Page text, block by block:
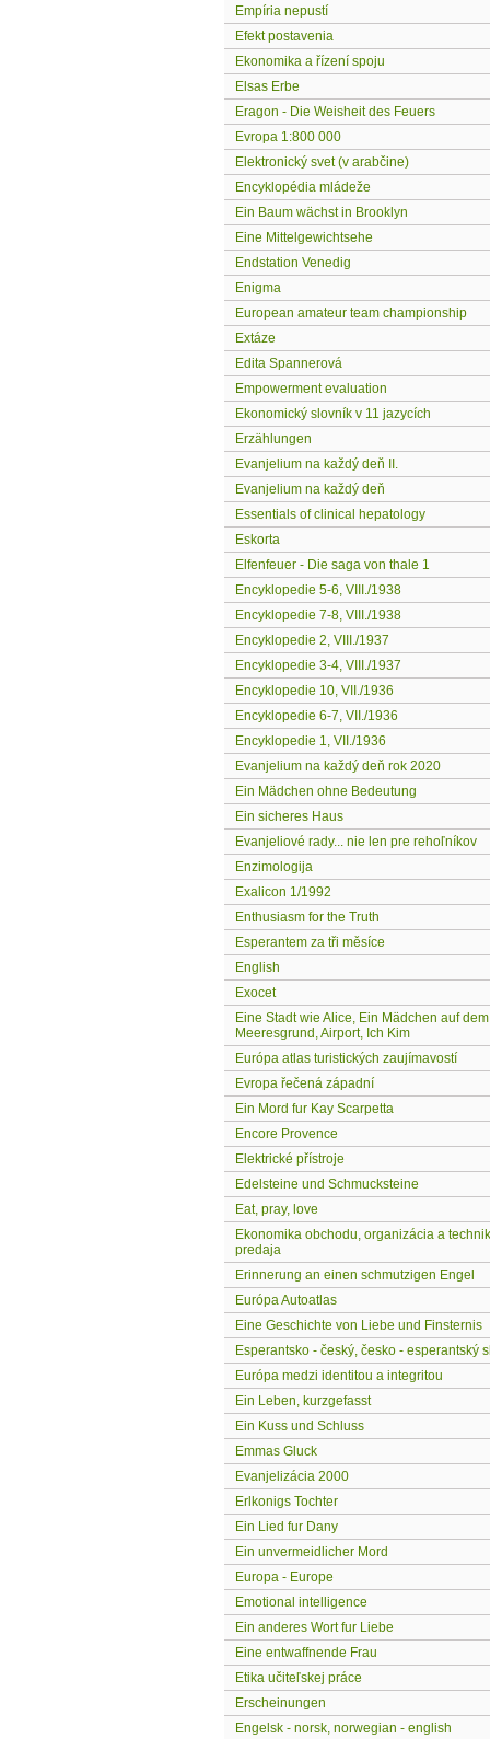
Empíria nepustí
Efekt postavenia
Ekonomika a řízení spoju
Elsas Erbe
Eragon - Die Weisheit des Feuers
Evropa 1:800 000
Elektronický svet (v arabčine)
Encyklopédia mládeže
Ein Baum wächst in Brooklyn
Eine Mittelgewichtsehe
Endstation Venedig
Enigma
European amateur team championship
Extáze
Edita Spannerová
Empowerment evaluation
Ekonomický slovník v 11 jazycích
Erzählungen
Evanjelium na každý deň II.
Evanjelium na každý deň
Essentials of clinical hepatology
Eskorta
Elfenfeuer - Die saga von thale 1
Encyklopedie 5-6, VIII./1938
Encyklopedie 7-8, VIII./1938
Encyklopedie 2, VIII./1937
Encyklopedie 3-4, VIII./1937
Encyklopedie 10, VII./1936
Encyklopedie 6-7, VII./1936
Encyklopedie 1, VII./1936
Evanjelium na každý deň rok 2020
Ein Mädchen ohne Bedeutung
Ein sicheres Haus
Evanjeliové rady... nie len pre rehoľníkov
Enzimologija
Exalicon 1/1992
Enthusiasm for the Truth
Esperantem za tři měsíce
English
Exocet
Eine Stadt wie Alice, Ein Mädchen auf dem
Meeresgrund, Airport, Ich Kim
Európa atlas turistických zaujímavostí
Evropa řečená západní
Ein Mord fur Kay Scarpetta
Encore Provence
Elektrické přístroje
Edelsteine und Schmucksteine
Eat, pray, love
Ekonomika obchodu, organizácia a
predaja
Erinnerung an einen schmutzigen Engel
Európa Autoatlas
Eine Geschichte von Liebe und Finsternis
Esperantsko - český, česko - esperantský
Európa medzi identitou a integritou
Ein Leben, kurzgefasst
Ein Kuss und Schluss
Emmas Gluck
Evanjelizácia 2000
Erlkonigs Tochter
Ein Lied fur Dany
Ein unvermeidlicher Mord
Europa - Europe
Emotional intelligence
Ein anderes Wort fur Liebe
Eine entwaffnende Frau
Etika učiteľskej práce
Erscheinungen
Engelsk - norsk, norwegian - english